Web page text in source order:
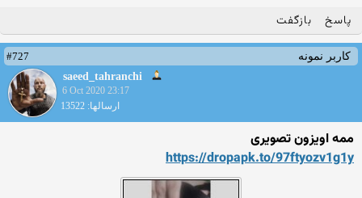
پاسخ بازگفت
کاربر نمونه
#727
saeed_tahranchi
6 Oct 2020 23:17
ارسالها: 13522
ممه اویزون تصویری
https://dropapk.to/97ftyozv1g1y